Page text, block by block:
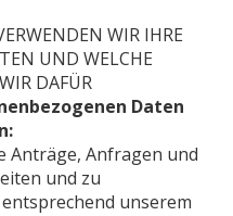
WIR IHRE
UND WELCHE
DAFÜR
Daten
Anträge, Anfragen und
und zu
unserem